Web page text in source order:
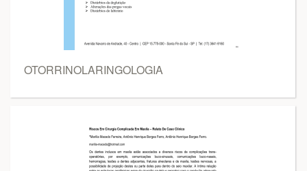
OTORRINOLARINGOLOGIA